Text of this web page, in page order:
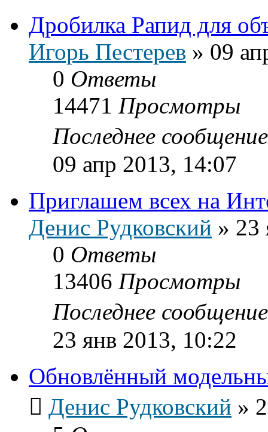
Дробилка Рапид для
Игорь Пестерев » 09
0 Ответы
14471 Просмотры
Последнее
09 апр 2013, 14:07
Приглашем всех на
Денис Рудковский » 23
0 Ответы
13406 Просмотры
Последнее
23 янв 2013, 10:22
Обновлённый
Денис Рудковский »